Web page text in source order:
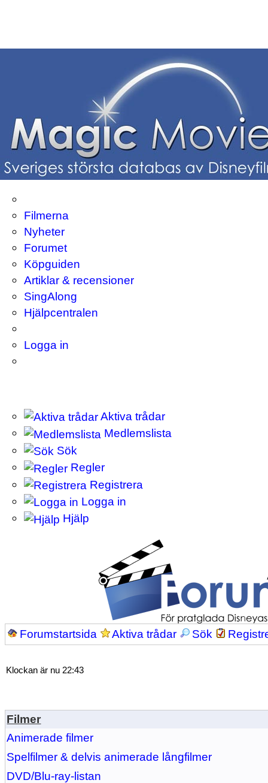
Filmerna
Nyheter
Forumet
Köpguiden
Artiklar & recensioner
SingAlong
Hjälpcentralen
Logga in
Aktiva trådar
Medlemslista
Sök
Regler
Registrera
Logga in
Hjälp
Forumstartsida Aktiva trådar Sök
Klockan är nu 22:43
Filmer
Animerade filmer
Spelfilmer & delvis animerade långfilmer
DVD/Blu-ray-listan